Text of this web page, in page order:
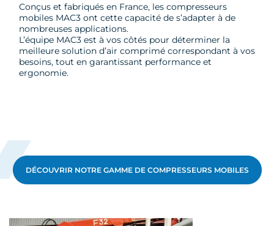
Conçus et fabriqués en France, les compresseurs
mobiles MAC3 ont cette capacité de s’adapter à de
nombreuses applications.
L’équipe MAC3 est à vos côtés pour déterminer la
meilleure solution d’air comprimé correspondant à vos
besoins, tout en garantissant performance et
ergonomie.
DÉCOUVRIR NOTRE GAMME DE COMPRESSEURS MOBILES